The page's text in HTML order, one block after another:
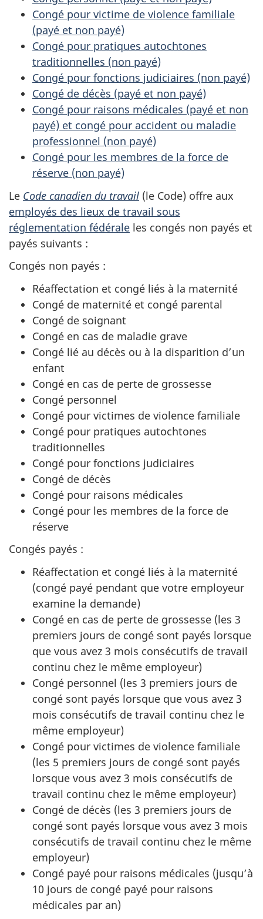
Congé pour victime de violence familiale
(payé et non payé)
Congé pour pratiques autochtones
traditionnelles (non payé)
Congé pour fonctions judiciaires (non payé)
Congé de décès (payé et non payé)
Congé pour raisons médicales (payé et non
payé) et congé pour accident ou maladie
professionnel (non payé)
Congé pour les membres de la force de
réserve (non payé)
Le Code canadien du travail (le Code) offre aux
employés des lieux de travail sous
réglementation fédérale les congés non payés et
payés suivants :
Congés non payés :
Réaffectation et congé liés à la maternité
Congé de maternité et congé parental
Congé de soignant
Congé en cas de maladie grave
Congé lié au décès ou à la disparition d’un
enfant
Congé en cas de perte de grossesse
Congé personnel
Congé pour victimes de violence familiale
Congé pour pratiques autochtones
traditionnelles
Congé pour fonctions judiciaires
Congé de décès
Congé pour raisons médicales
Congé pour les membres de la force de
réserve
Congés payés :
Réaffectation et congé liés à la maternité
(congé payé pendant que votre employeur
examine la demande)
Congé en cas de perte de grossesse (les 3
premiers jours de congé sont payés lorsque
que vous avez 3 mois consécutifs de travail
continu chez le même employeur)
Congé personnel (les 3 premiers jours de
congé sont payés lorsque que vous avez 3
mois consécutifs de travail continu chez le
même employeur)
Congé pour victimes de violence familiale
(les 5 premiers jours de congé sont payés
lorsque vous avez 3 mois consécutifs de
travail continu chez le même employeur)
Congé de décès (les 3 premiers jours de
congé sont payés lorsque vous avez 3 mois
consécutifs de travail continu chez le même
employeur)
Congé payé pour raisons médicales (jusqu’à
10 jours de congé payé pour raisons
médicales par an)